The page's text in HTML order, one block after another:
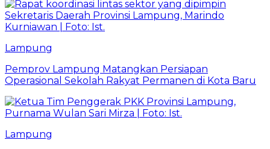
Lampung
Pemprov Lampung Matangkan Persiapan
Operasional Sekolah Rakyat Permanen di Kota Baru
Lampung